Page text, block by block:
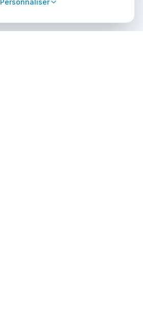
Personnaliser